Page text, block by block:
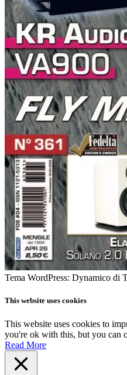
Tema WordPress: Dynamico di
This website uses cookies
This website uses cookies to
you're ok with this, but you can
Read More